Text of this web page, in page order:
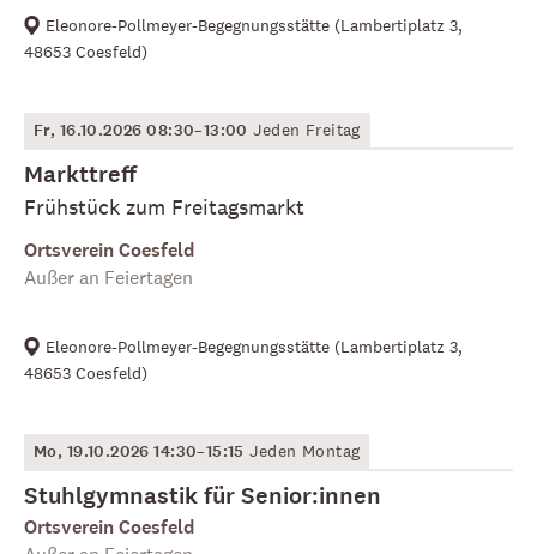
Eleonore-Pollmeyer-Begegnungsstätte (Lambertiplatz 3,
48653 Coesfeld)
Fr, 16.10.2026 08:30–13:00 Jeden Freitag
Markttreff
Frühstück zum Freitagsmarkt
Ortsverein Coesfeld
Außer an Feiertagen
Eleonore-Pollmeyer-Begegnungsstätte (Lambertiplatz 3,
48653 Coesfeld)
Mo, 19.10.2026 14:30–15:15 Jeden Montag
Stuhlgymnastik für Senior:innen
Ortsverein Coesfeld